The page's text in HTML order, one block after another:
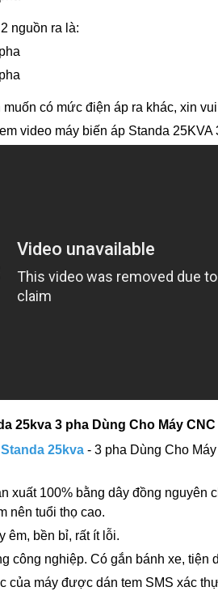
nguồn ra là:
có mức điện áp ra khác, xin
video máy biến áp Standa 25KVA
25kva 3 pha Dùng Cho Máy
25kva - 3 pha Dùng Cho
xuất 100% bằng dây đồng nguyên
nên tuổi thọ cao.
êm, bền bỉ, rất ít lỗi.
công nghiệp. Có gắn bánh xe, tiện
của máy được dán tem SMS xác